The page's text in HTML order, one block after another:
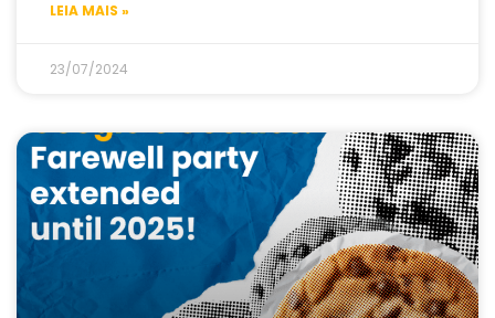
LEIA MAIS »
23/07/2024